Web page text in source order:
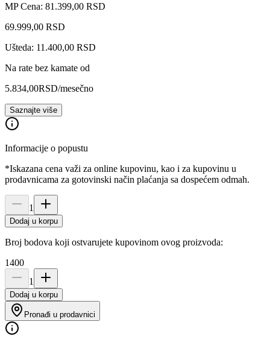
MP Cena: 81.399,00 RSD
69.999,00 RSD
Ušteda: 11.400,00 RSD
Na rate bez kamate od
5.834,00RSD/mesečno
Saznajte više
Informacije o popustu
*Iskazana cena važi za online kupovinu, kao i za kupovinu u
prodavnicama za gotovinski način plaćanja sa dospećem odmah.
1
Dodaj u korpu
Broj bodova koji ostvarujete kupovinom ovog proizvoda:
1400
1
Dodaj u korpu
Pronađi u prodavnici